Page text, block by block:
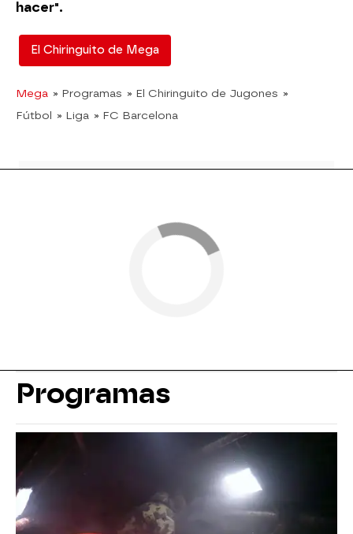
hacer".
El Chiringuito de Mega
Mega » Programas » El Chiringuito de Jugones »
Fútbol » Liga » FC Barcelona
Programas